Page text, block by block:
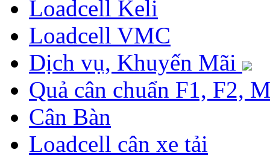
Loadcell Keli
Loadcell VMC
Dịch vụ, Khuyến Mãi
Quả cân chuẩn F1, F2,
Cân Bàn
Loadcell cân xe tải